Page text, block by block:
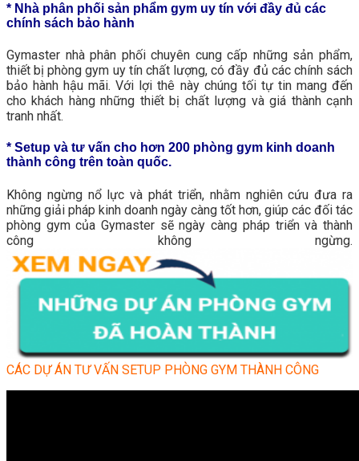
* Nhà phân phối sản phẩm gym uy tín với đầy đủ các
chính sách bảo hành
Gymaster nhà phân phối chuyên cung cấp những sản phẩm,
thiết bị phòng gym uy tín chất lượng, có đầy đủ các chính sách
bảo hành hậu mãi. Với lợi thê này chúng tối tự tin mang đến
cho khách hàng những thiết bị chất lượng và giá thành cạnh
tranh nhất.
* Setup và tư vấn cho hơn 200 phòng gym kinh doanh
thành công trên toàn quốc.
Không ngừng nổ lực và phát triển, nhằm nghiên cứu đưa ra
những giải pháp kinh doanh ngày càng tốt hơn, giúp các đối tác
phòng gym của Gymaster sẽ ngày càng pháp triển và thành
công không ngừng.
CÁC DỰ ÁN TƯ VẤN SETUP PHÒNG GYM THÀNH CÔNG